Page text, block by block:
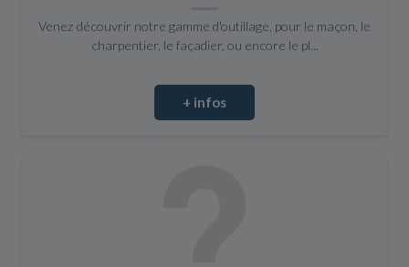
Venez découvrir notre gamme d'outillage, pour le maçon, le
charpentier, le façadier, ou encore le pl...
+ infos